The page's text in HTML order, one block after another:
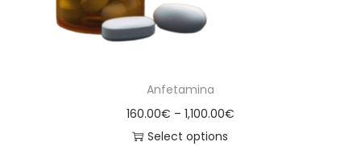
Anfetamina
160.00€ – 1,100.00€
Select options